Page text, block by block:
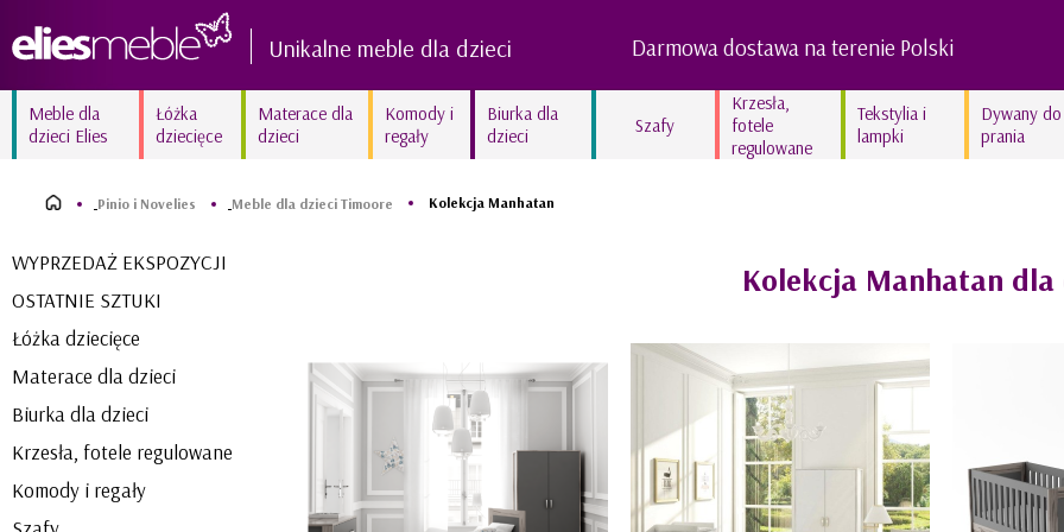
Unikalne meble dla dzieci Darmowa dostawa na terenie Polski
Meble dla
dzieci Elies
delikatność
frezowane
kraina lodu
Kolekcja ZURIGO
wyjątkowy amarant
Łóżka
dziecięce
Materace dla
dzieci
Komody i
regały
Biurka dla
dzieci
Szafy
Krzesła,
fotele
regulowane
Tekstylia i
lampki
Kolekcja Swan’derful
Kolekcja Leopardus
Kolekcja Fairyland
Kolekcja lniana STONE
GRAY
Kolekcja lniana TRUE
Dywany do
prania
Pinio i Novelies Meble dla dzieci Timoore Kolekcja Manhatan
WYPRZEDAŻ EKSPOZYCJI
OSTATNIE SZTUKI
Łóżka dziecięce
Materace dla dzieci
Biurka dla dzieci
Krzesła, fotele regulowane
Komody i regały
Kolekcja Manhatan dla